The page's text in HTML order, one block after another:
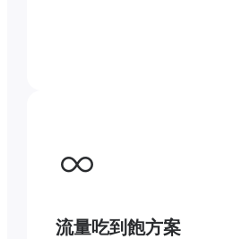
流量吃到飽方案